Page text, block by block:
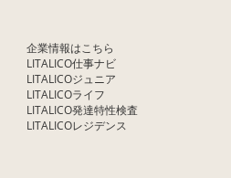
企業情報はこちら
LITALICO仕事ナビ
LITALICOジュニア
LITALICOライフ
LITALICO発達特性検査
LITALICOレジデンス